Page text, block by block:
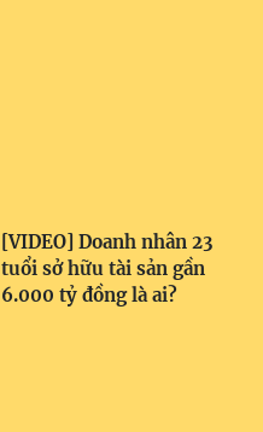
[VIDEO] Doanh nhân 23
tuổi sở hữu tài sản gần
6.000 tỷ đồng là ai?